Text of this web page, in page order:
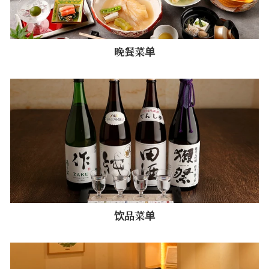
晚餐菜单
饮品菜单